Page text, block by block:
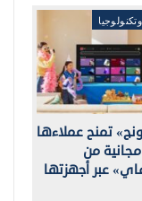
تمنح عملاءها
مجانية من
عبر أجهزتها